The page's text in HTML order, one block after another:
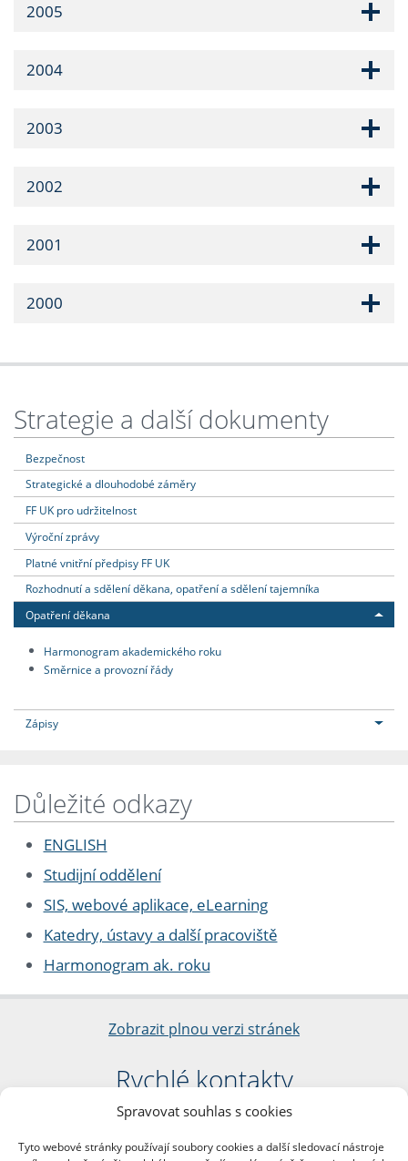
Spravovat souhlas s cookies
Tyto webové stránky používají soubory cookies a další sledovací nástroje
2005
2004
2003
2002
2001
2000
Strategie a další dokumenty
Bezpečnost
Strategické a dlouhodobé záměry
FF UK pro udržitelnost
Výroční zprávy
Platné vnitřní předpisy FF UK
Rozhodnutí a sdělení děkana, opatření a sdělení tajemníka
Opatření děkana
Harmonogram akademického roku
Směrnice a provozní řády
Zápisy
Důležité odkazy
ENGLISH
Studijní oddělení
SIS, webové aplikace, eLearning
Katedry, ústavy a další pracoviště
Harmonogram ak. roku
Zobrazit plnou verzi stránek
Rychlé kontakty
Filozofická fakulta
nám. Jana Palacha 1/2